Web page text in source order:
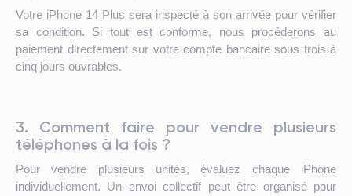
Votre iPhone 14 Plus sera inspecté à son arrivée pour vérifier
sa condition. Si tout est conforme, nous procéderons au
paiement directement sur votre compte bancaire sous trois à
cinq jours ouvrables.
3. Comment faire pour vendre plusieurs
téléphones à la fois ?
Pour vendre plusieurs unités, évaluez chaque iPhone
individuellement. Un envoi collectif peut être organisé pour